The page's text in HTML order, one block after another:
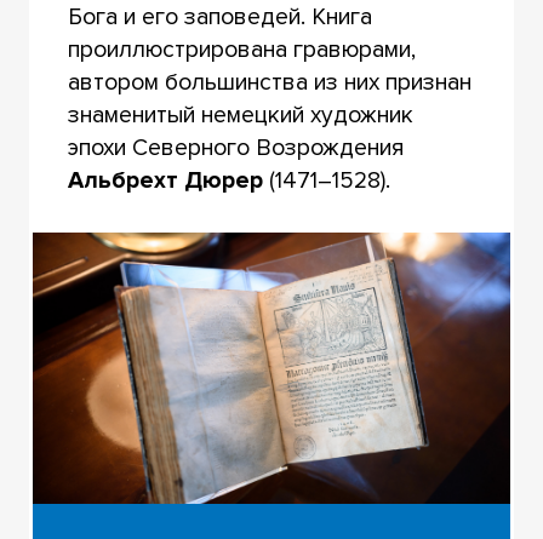
Бога и его заповедей. Книга
проиллюстрирована гравюрами,
автором большинства из них признан
знаменитый немецкий художник
эпохи Северного Возрождения
Альбрехт Дюрер(1471–1528).